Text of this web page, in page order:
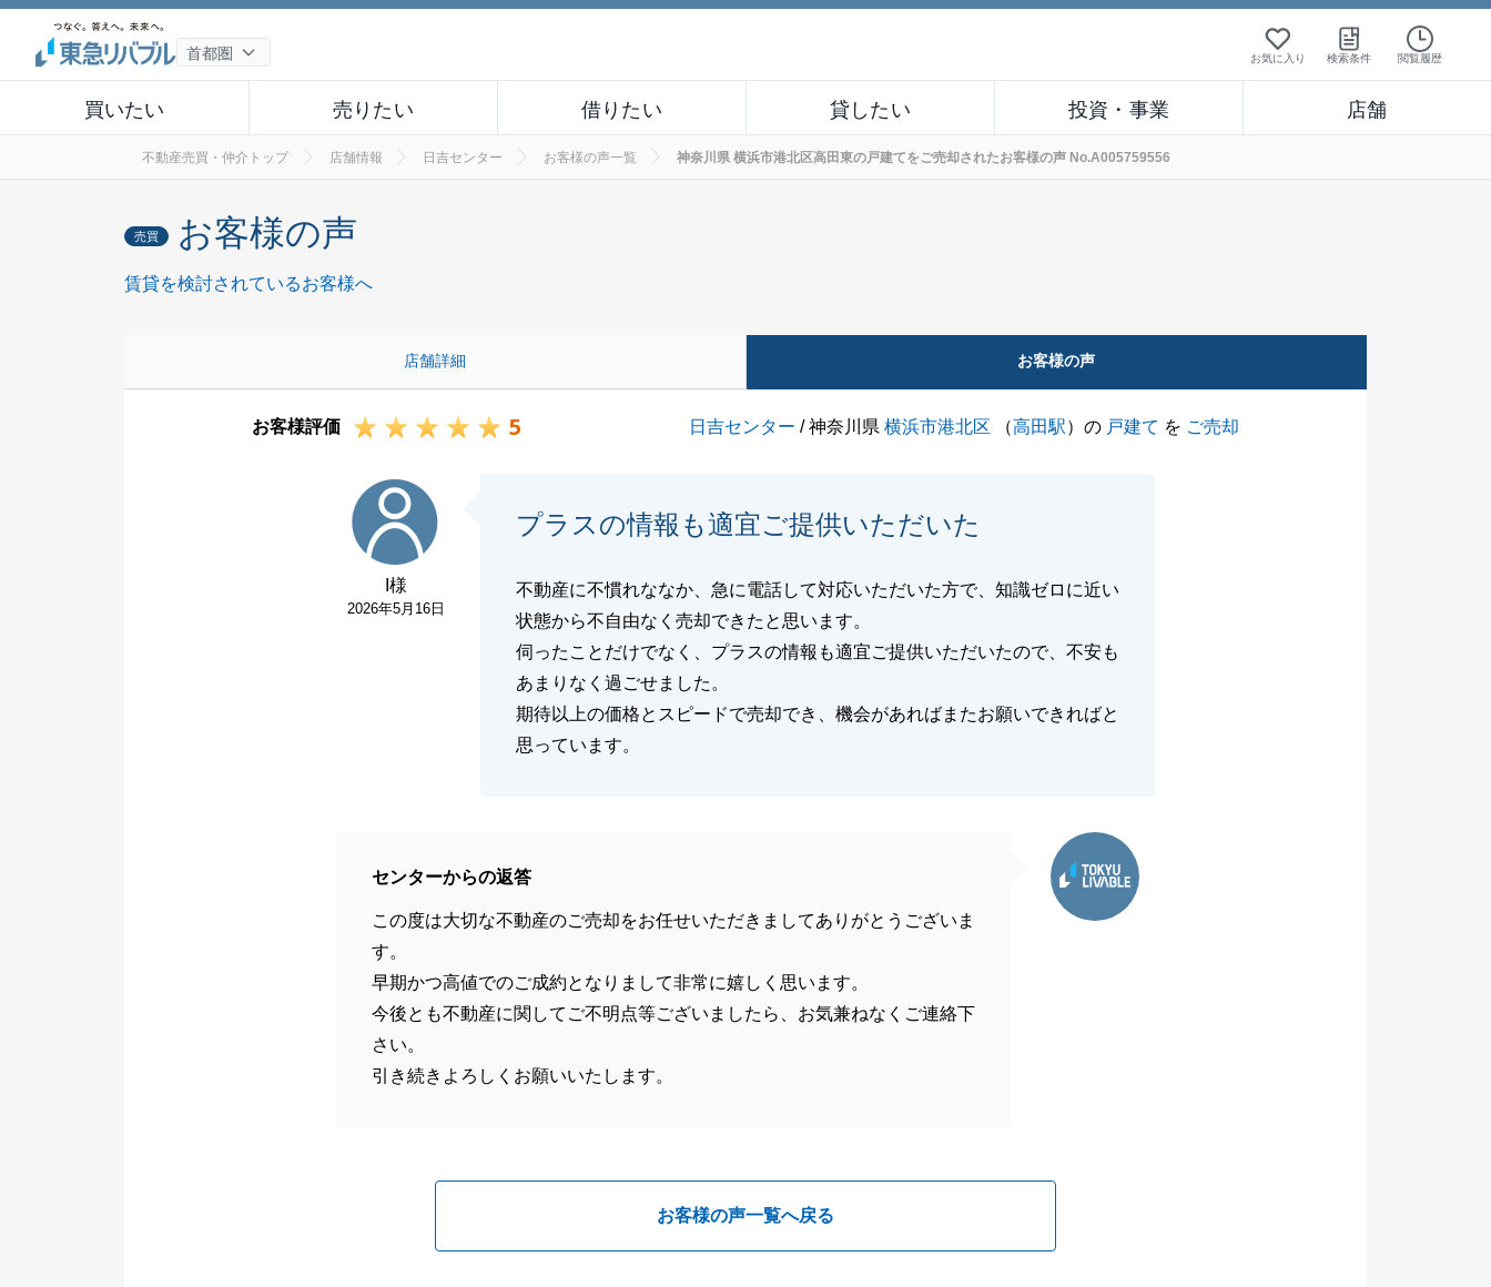
お気に入り 検索条件 閲覧履歴
買いたい 売りたい 借りたい 貸したい 投資・事業 店舗
不動産売買・仲介トップ 店舗情報 日吉センター お客様の声一覧 神奈川県 横浜市港北区高田東の戸建てをご売却されたお客様の声 No.A005759556
売買 お客様の声
賃貸を検討されているお客様へ
店舗詳細 お客様の声
お客様評価 5 日吉センター / 神奈川県横浜市港北区 （高田駅）の 戸建て を ご売却
I様
2026年5月16日
プラスの情報も適宜ご提供いただいた
不動産に不慣れななか、急に電話して対応いただいた方で、知識ゼロに近い
状態から不自由なく売却できたと思います。
伺ったことだけでなく、プラスの情報も適宜ご提供いただいたので、不安も
あまりなく過ごせました。
期待以上の価格とスピードで売却でき、機会があればまたお願いできればと
思っています。
センターからの返答
この度は大切な不動産のご売却をお任せいただきましてありがとうございま
す。
早期かつ高値でのご成約となりまして非常に嬉しく思います。
今後とも不動産に関してご不明点等ございましたら、お気兼ねなくご連絡下
さい。
引き続きよろしくお願いいたします。
お客様の声一覧へ戻る